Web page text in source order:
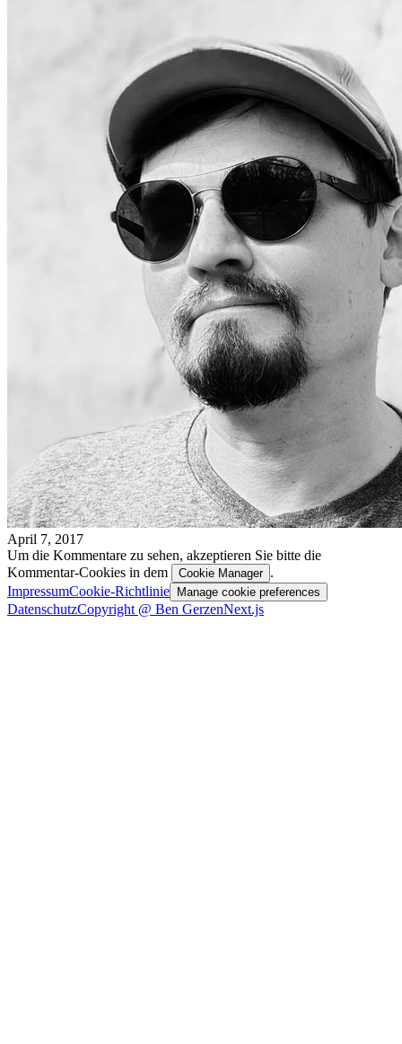
April 7, 2017
Um die Kommentare zu sehen, akzeptieren Sie bitte die
Kommentar-Cookies in dem
Cookie Manager .
ImpressumCookie-Richtlinie Manage cookie preferences
DatenschutzCopyright @ Ben GerzenNext.js